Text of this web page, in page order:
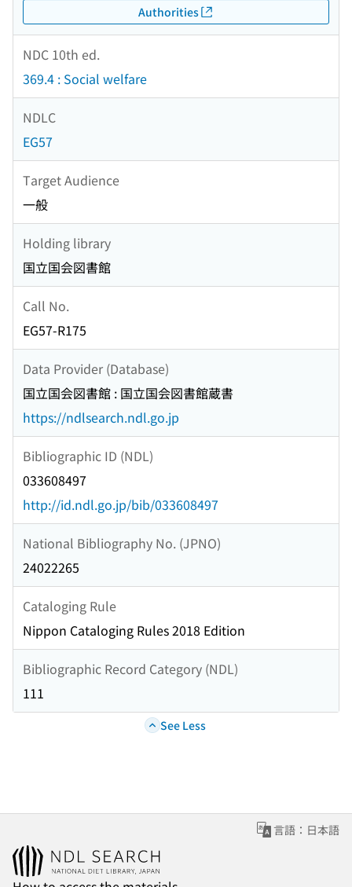
Authorities
NDC 10th ed.
369.4 : Social welfare
NDLC
EG57
Target Audience
一般
Holding library
国立国会図書館
Call No.
EG57-R175
Data Provider (Database)
国立国会図書館 : 国立国会図書館蔵書
https://ndlsearch.ndl.go.jp
Bibliographic ID (NDL)
033608497
http://id.ndl.go.jp/bib/033608497
National Bibliography No. (JPNO)
24022265
Cataloging Rule
Nippon Cataloging Rules 2018 Edition
Bibliographic Record Category (NDL)
111
See Less
言語：日本語